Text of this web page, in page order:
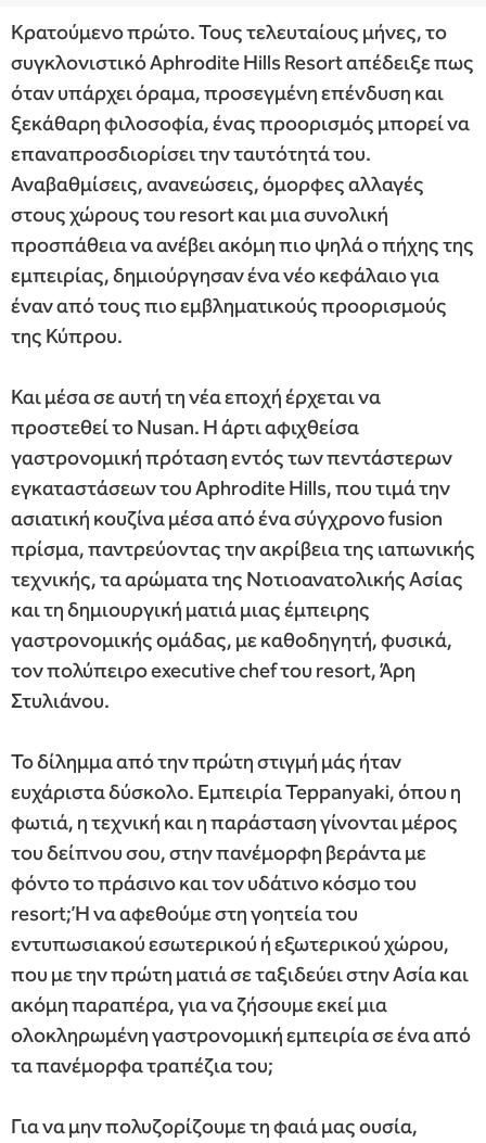
Κρατούμενο πρώτο. Τους τελευταίους μήνες, το
συγκλονιστικό Aphrodite Hills Resort απέδειξε πως
όταν υπάρχει όραμα, προσεγμένη επένδυση και
ξεκάθαρη φιλοσοφία, ένας προορισμός μπορεί να
επαναπροσδιορίσει την ταυτότητά του.
Αναβαθμίσεις, ανανεώσεις, όμορφες αλλαγές
στους χώρους του resort και μια συνολική
προσπάθεια να ανέβει ακόμη πιο ψηλά ο πήχης της
εμπειρίας, δημιούργησαν ένα νέο κεφάλαιο για
έναν από τους πιο εμβληματικούς προορισμούς
της Κύπρου.
Και μέσα σε αυτή τη νέα εποχή έρχεται να
προστεθεί το Nusan. Η άρτι αφιχθείσα
γαστρονομική πρόταση εντός των πεντάστερων
εγκαταστάσεων του Aphrodite Hills, που τιμά την
ασιατική κουζίνα μέσα από ένα σύγχρονο fusion
πρίσμα, παντρεύοντας την ακρίβεια της ιαπωνικής
τεχνικής, τα αρώματα της Νοτιοανατολικής Ασίας
και τη δημιουργική ματιά μιας έμπειρης
γαστρονομικής ομάδας, με καθοδηγητή, φυσικά,
τον πολύπειρο executive chef του resort, Άρη
Στυλιάνου.
Το δίλημμα από την πρώτη στιγμή μάς ήταν
ευχάριστα δύσκολο. Εμπειρία Teppanyaki, όπου η
φωτιά, η τεχνική και η παράσταση γίνονται μέρος
του δείπνου σου, στην πανέμορφη βεράντα με
φόντο το πράσινο και τον υδάτινο κόσμο του
resort; Ή να αφεθούμε στη γοητεία του
εντυπωσιακού εσωτερικού ή εξωτερικού χώρου,
που με την πρώτη ματιά σε ταξιδεύει στην Ασία και
ακόμη παραπέρα, για να ζήσουμε εκεί μια
ολοκληρωμένη γαστρονομική εμπειρία σε ένα από
τα πανέμορφα τραπέζια του;
Για να μην πολυζορίζουμε τη φαιά μας ουσία,